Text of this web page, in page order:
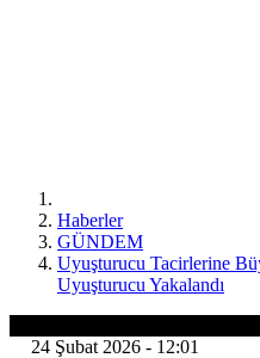
Haberler
GÜNDEM
Uyuşturucu Tacirlerine
Uyuşturucu Yakalandı
24 Şubat 2026 - 12:01